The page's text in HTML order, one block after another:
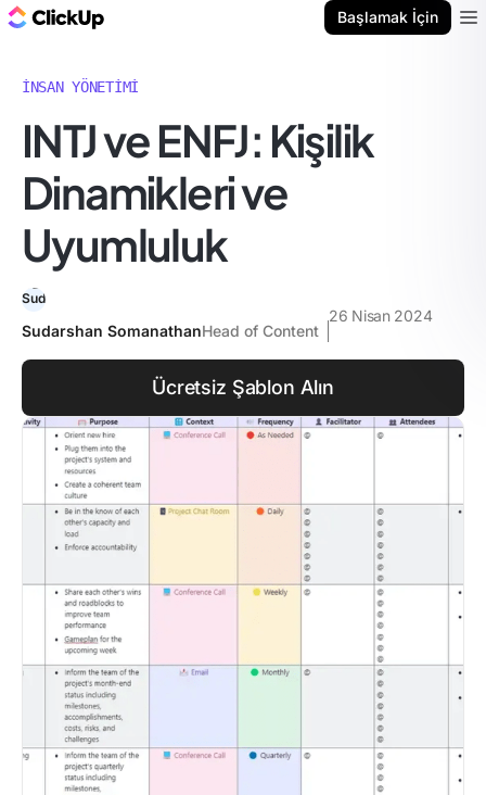
Başlamak İçin
İNSAN YÖNETIMI
INTJ ve ENFJ: Kişilik
Dinamikleri ve
Uyumluluk
Sudarshan SomanathanHead of Content
26 Nisan 2024
Ücretsiz Şablon Alın